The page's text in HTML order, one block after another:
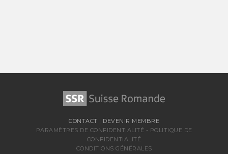
CONTACT | DEVENIR MEMBRE
PARAMÈTRES DE CONFIDENTIALITÉ - POLITIQUE DE
CONFIDENTIALITÉ
CONDITIONS GÉNÉRALES